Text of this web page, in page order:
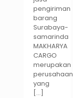
pengiriman
barang
Surabaya-
samarinda
MAKHARYA
CARGO
merupakan
perusahaan
yang
[…]